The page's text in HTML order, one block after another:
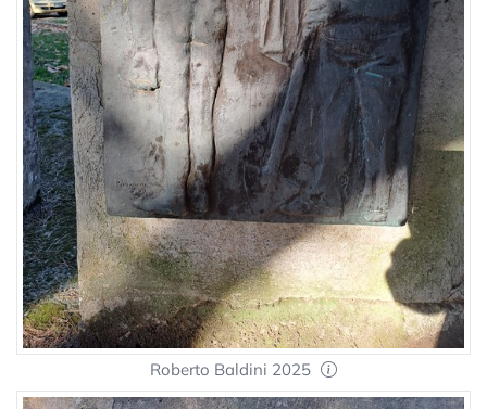
Roberto Baldini 2025